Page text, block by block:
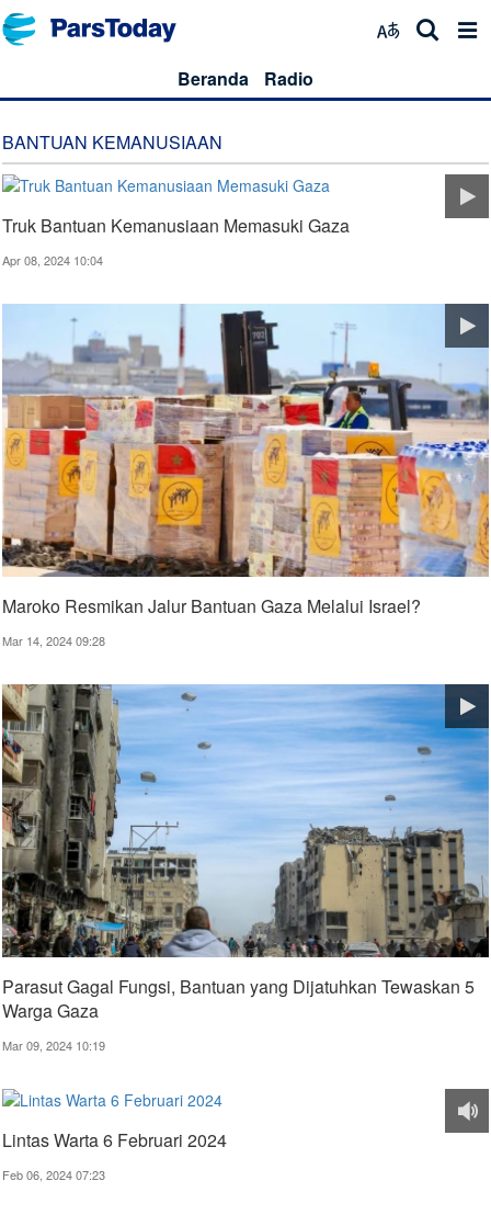
Beranda Radio
BANTUAN KEMANUSIAAN
Truk Bantuan Kemanusiaan Memasuki Gaza
Apr 08, 2024 10:04
Maroko Resmikan Jalur Bantuan Gaza Melalui Israel?
Mar 14, 2024 09:28
Parasut Gagal Fungsi, Bantuan yang Dijatuhkan Tewaskan 5
Warga Gaza
Mar 09, 2024 10:19
Lintas Warta 6 Februari 2024
Feb 06, 2024 07:23